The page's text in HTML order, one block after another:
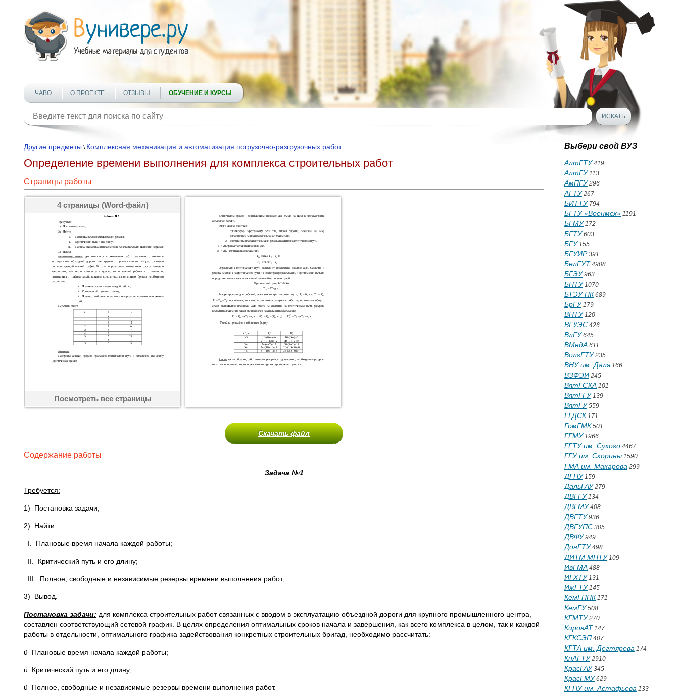
ЧАВО О ПРОЕКТЕ ОТЗЫВЫ ОБУЧЕНИЕ И КУРСЫ
Другие предметы \ Комплексная механизация и автоматизация погрузочно-разгрузочных работ
Определение времени выполнения для комплекса строительных работ
Страницы работы
4 страницы (Word-файл)
Посмотреть все страницы
Скачать файл
Содержание работы
Задача №1
Требуется:
1) Постановка задачи;
2) Найти:
I. Плановые время начала каждой работы;
II. Критический путь и его длину;
III. Полное, свободные и независимые резервы времени выполнения работ;
3) Вывод.
Постановка задачи: для комплекса строительных работ связанных с вводом в эксплуатацию объездной дороги для крупного промышленного центра,
составлен соответствующий сетевой график. В целях определения оптимальных сроков начала и завершения, как всего комплекса в целом, так и каждой
работы в отдельности, оптимального графика задействования конкретных строительных бригад, необходимо рассчитать:
ü Плановые время начала каждой работы;
ü Критический путь и его длину;
ü Полное, свободные и независимые резервы времени выполнения работ.
Выбери свой ВУЗ
АлтГТУ419
АлтГУ113
АмПГУ296
АГТУ267
БИТТУ794
БГТУ «Военмех» 1191
БГМУ172
БГТУ603
БГУ155
БГУИР391
БелГУТ 4908
БГЭУ963
БНТУ1070
БТЭУ ПК 689
БрГУ179
ВНТУ120
ВГУЭС 426
ВлГУ645
ВМедА 611
ВолгГТУ235
ВНУ им. Даля166
ВЗФЭИ 245
ВятГСХА 101
ВятГГУ139
ВятГУ559
ГГДСК 171
ГомГМК 501
ГГМУ1966
ГГТУ им. Сухого 4467
ГГУ им. Скорины 1590
ГМА им. Макарова 299
ДГПУ159
ДальГАУ279
ДВГГУ134
ДВГМУ408
ДВГТУ936
ДВГУПС 305
ДВФУ949
ДонГТУ498
ДИТМ МНТУ109
ИвГМА 488
ИГХТУ131
ИжГТУ145
КемГППК 171
КемГУ508
КГМТУ270
КировАТ 147
КГКСЭП 407
КГТА им. Дегтярева 174
КнАГТУ2910
КрасГАУ345
КрасГМУ629
КГПУ им. Астафьева 133